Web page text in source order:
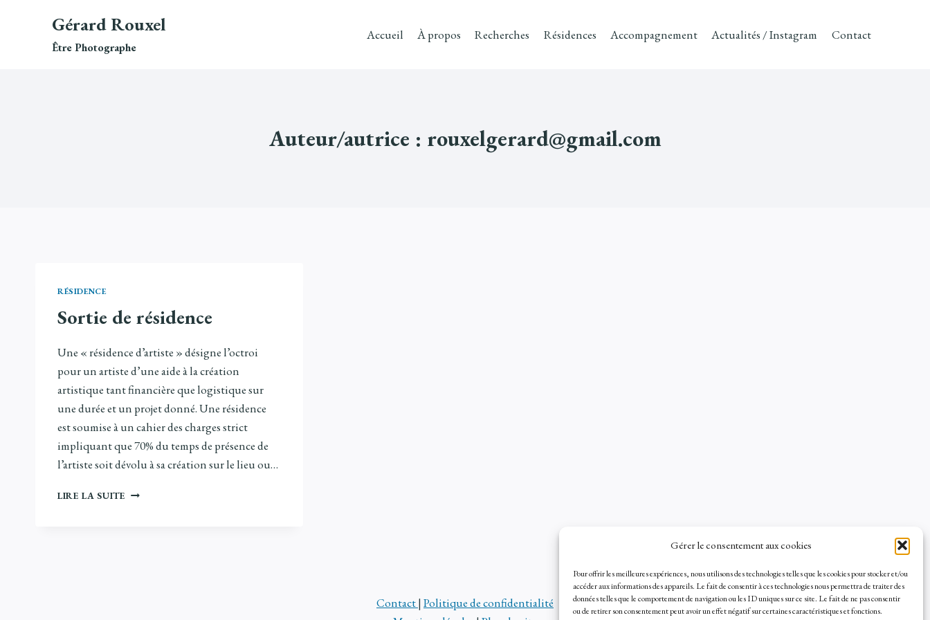
Gérer le consentement aux cookies
Pour offrir les meilleures expériences, nous utilisons des technologies telles que les cookies pour stocker et/ou
accéder aux informations des appareils. Le fait de consentir à ces technologies nous permettra de traiter des
données telles que le comportement de navigation ou les ID uniques sur ce site. Le fait de ne pas consentir
ou de retirer son consentement peut avoir un effet négatif sur certaines caractéristiques et fonctions.
Gérard Rouxel
Être Photographe
Accueil À propos Recherches Résidences Accompagnement Actualités / Instagram Contact
Auteur/autrice : rouxelgerard@gmail.com
RÉSIDENCE
Sortie de résidence
Une « résidence d’artiste » désigne l’octroi
pour un artiste d’une aide à la création
artistique tant financière que logistique sur
une durée et un projet donné. Une résidence
est soumise à un cahier des charges strict
impliquant que 70% du temps de présence de
l’artiste soit dévolu à sa création sur le lieu ou…
LIRE LA SUITE SORTIE
Contact|Politique de confidentialité